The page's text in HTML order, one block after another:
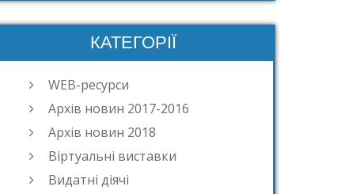
КАТЕГОРІЇ
WEB-ресурси
Архів новин 2017-2016
Архів новин 2018
Віртуальні виставки
Видатні діячі